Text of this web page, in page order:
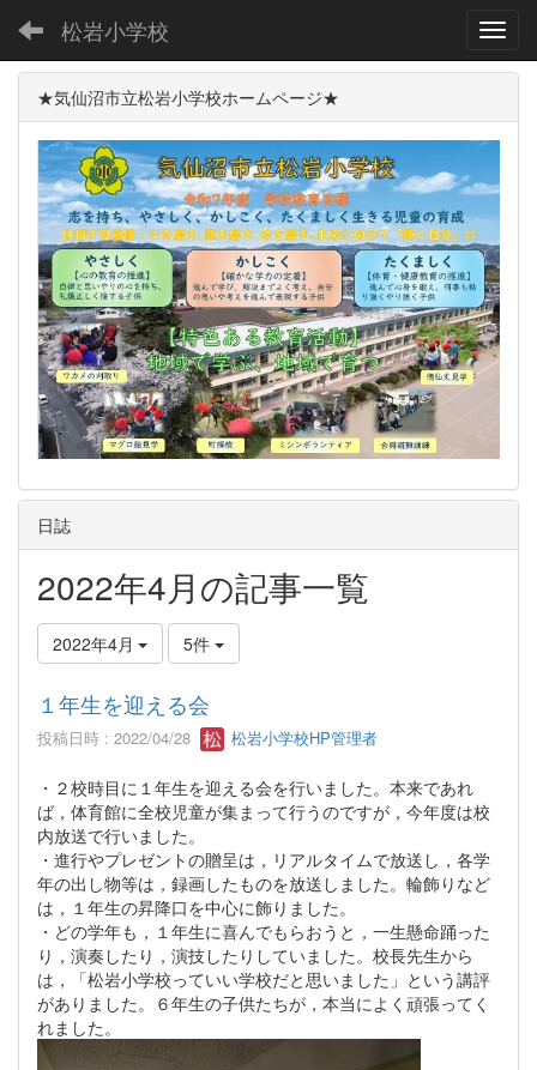
松岩小学校
★気仙沼市立松岩小学校ホームページ★
日誌
2022年4月の記事一覧
2022年4月 5件
１年生を迎える会
投稿日時 : 2022/04/28 松岩小学校HP管理者
・２校時目に１年生を迎える会を行いました。本来であれ
ば，体育館に全校児童が集まって行うのですが，今年度は校
内放送で行いました。
・進行やプレゼントの贈呈は，リアルタイムで放送し，各学
年の出し物等は，録画したものを放送しました。輪飾りなど
は，１年生の昇降口を中心に飾りました。
・どの学年も，１年生に喜んでもらおうと，一生懸命踊った
り，演奏したり，演技したりしていました。校長先生から
は，「松岩小学校っていい学校だと思いました」という講評
がありました。６年生の子供たちが，本当によく頑張ってく
れました。